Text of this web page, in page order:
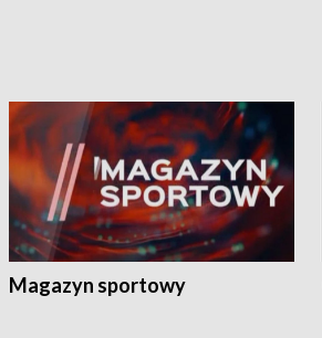
Magazyn sportowy